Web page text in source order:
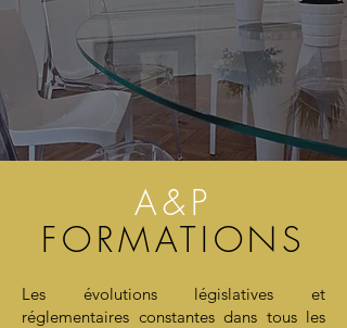
A&P
FORMATIONS
Les évolutions législatives et
réglementaires constantes dans tous les